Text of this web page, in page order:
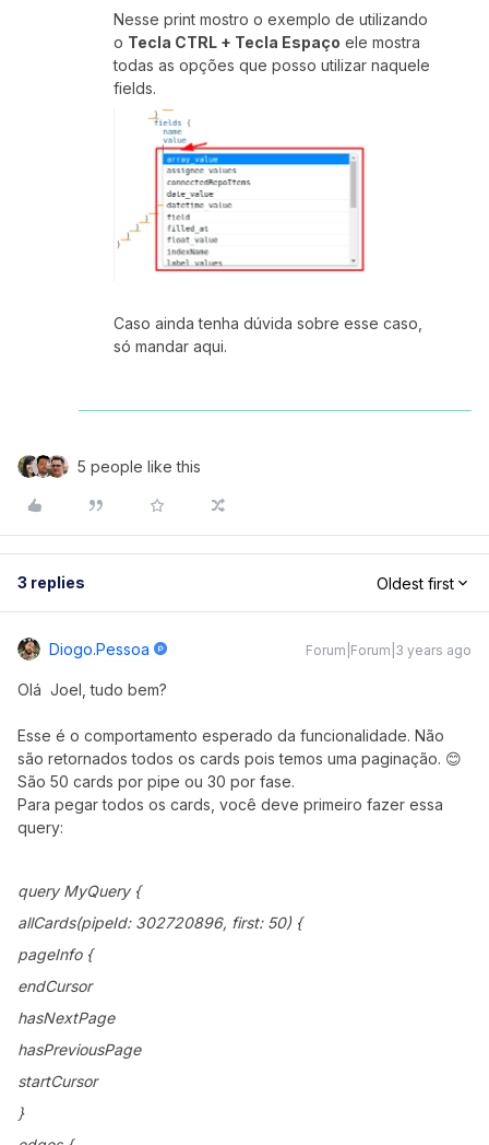
Nesse print mostro o exemplo de utilizando
o Tecla CTRL + Tecla Espaço ele mostra
todas as opções que posso utilizar naquele
fields.
Caso ainda tenha dúvida sobre esse caso,
só mandar aqui.
5 people like this
3 replies Oldest first
Diogo.pessoa Forum|Forum|3 years ago
Olá Joel, tudo bem?
Esse é o comportamento esperado da funcionalidade. Não
são retornados todos os cards pois temos uma paginação. 😊
São 50 cards por pipe ou 30 por fase.
Para pegar todos os cards, você deve primeiro fazer essa
query:
query MyQuery {
allCards(pipeId: 302720896, first: 50) {
pageInfo {
endCursor
hasNextPage
hasPreviousPage
startCursor
}